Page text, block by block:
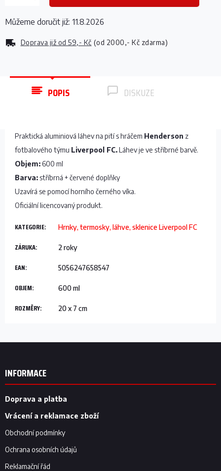
Doprava již od 59,- Kč (od 2000,- Kč zdarma)
Můžeme doručit již: 11.8.2026
POPIS DISKUZE
Praktická aluminiová láhev na pití s hráčem Henderson z
fotbalového týmu Liverpool FC.Láhev je ve stříbrné barvě.
Objem:600 ml
Barva:stříbrná + červené doplňky
Uzavírá se pomocí horního černého víka.
Oficiální licencovaný produkt.
KATEGORIE: Hrnky, termosky, láhve, sklenice Liverpool FC
ZÁRUKA: 2 roky
EAN: 5056247658547
OBJEM: 600 ml
ROZMĚRY: 20 x 7 cm
Z
INFORMACE
Doprava a platba
Vrácení a reklamace zboží
Obchodní podmínky
Ochrana osobních údajů
Reklamační řád